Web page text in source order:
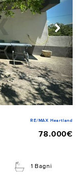
RE/MAX Heartland
78.000€
1 Bagni